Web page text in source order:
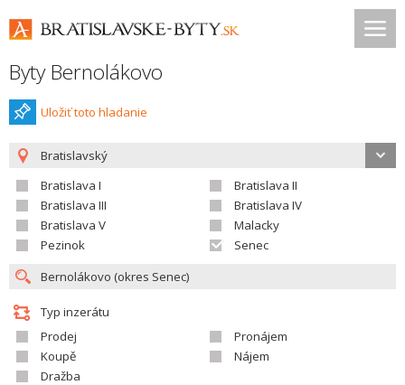
Byty Bernolákovo
Uložiť toto hladanie
Bratislavský
Bratislava I
Bratislava II
Bratislava III
Bratislava IV
Bratislava V
Malacky
Pezinok
Senec
Typ inzerátu
Prodej
Pronájem
Koupě
Nájem
Dražba